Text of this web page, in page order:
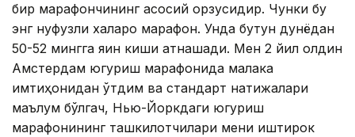
бир марафончининг асосий орзусидир. Чунки бу
энг нуфузли халқаро марафон. Унда бутун дунёдан
50-52 мингга яқин киши қатнашади. Мен 2 йил олдин
Aмстердам югуриш марафонида малака
имтиҳонидан ўтдим ва стандарт натижалари
маълум бўлгач, Нью-Йоркдаги югуриш
марафонининг ташкилотчилари мени иштирок